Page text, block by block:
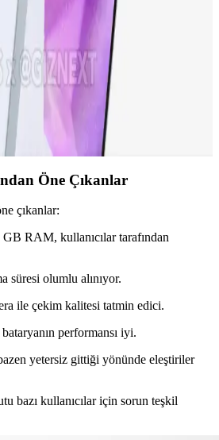
teknolojideki son trendleri
Özellikleri ve Kullanıcı
ekran, iyi kamera ve uzun pil ömrüyle
telefon. Güncel özellikleri ve
inceleniyor.
Öne Çıkanlar
çıkanlar:
RAM, kullanıcılar tarafından
süresi olumlu alınıyor.
ile çekim kalitesi tatmin edici.
bataryanın performansı iyi.
yetersiz gittiği yönünde eleştiriler
bazı kullanıcılar için sorun teşkil